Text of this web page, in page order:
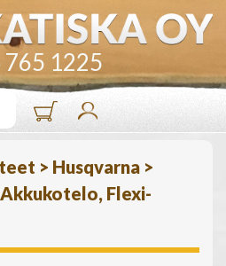
765 1225
> Husqvarna >
Flexi-